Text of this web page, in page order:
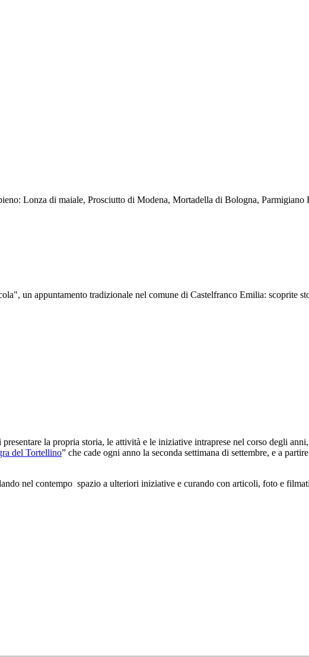
Lonza di maiale, Prosciutto di Modena, Mortadella di Bologna, Parmigiano
un appuntamento tradizionale nel comune di Castelfranco Emilia: scoprite
la propria storia, le attività e le iniziative intraprese nel corso degli
del Tortellino” che cade ogni anno la seconda settimana di settembre, e a
nel contempo spazio a ulteriori iniziative e curando con articoli, foto e